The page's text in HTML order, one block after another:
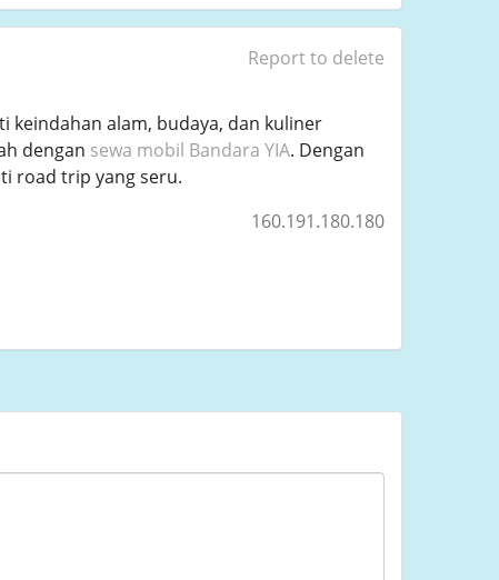
Report to delete
keindahan alam, budaya, dan kuliner
dengan sewa mobil Bandara YIA. Dengan
road trip yang seru.
160.191.180.180